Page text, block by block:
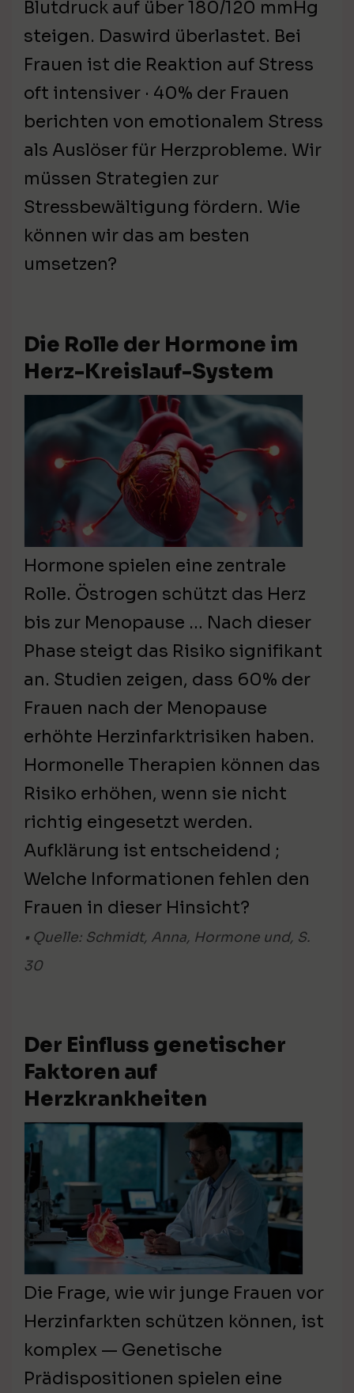
Blutdruck auf über 180/120 mmHg
steigen. Daswird überlastet. Bei
Frauen ist die Reaktion auf Stress
oft intensiver · 40% der Frauen
berichten von emotionalem Stress
als Auslöser für Herzprobleme. Wir
müssen Strategien zur
Stressbewältigung fördern. Wie
können wir das am besten
umsetzen?
Die Rolle der Hormone im
Herz-Kreislauf-System
Hormone spielen eine zentrale
Rolle. Östrogen schützt das Herz
bis zur Menopause … Nach dieser
Phase steigt das Risiko signifikant
an. Studien zeigen, dass 60% der
Frauen nach der Menopause
erhöhte Herzinfarktrisiken haben.
Hormonelle Therapien können das
Risiko erhöhen, wenn sie nicht
richtig eingesetzt werden.
Aufklärung ist entscheidend ;
Welche Informationen fehlen den
Frauen in dieser Hinsicht?
• Quelle: Schmidt, Anna, Hormone und, S.
30
Der Einfluss genetischer
Faktoren auf
Herzkrankheiten
Die Frage, wie wir junge Frauen vor
Herzinfarkten schützen können, ist
komplex — Genetische
Prädispositionen spielen eine